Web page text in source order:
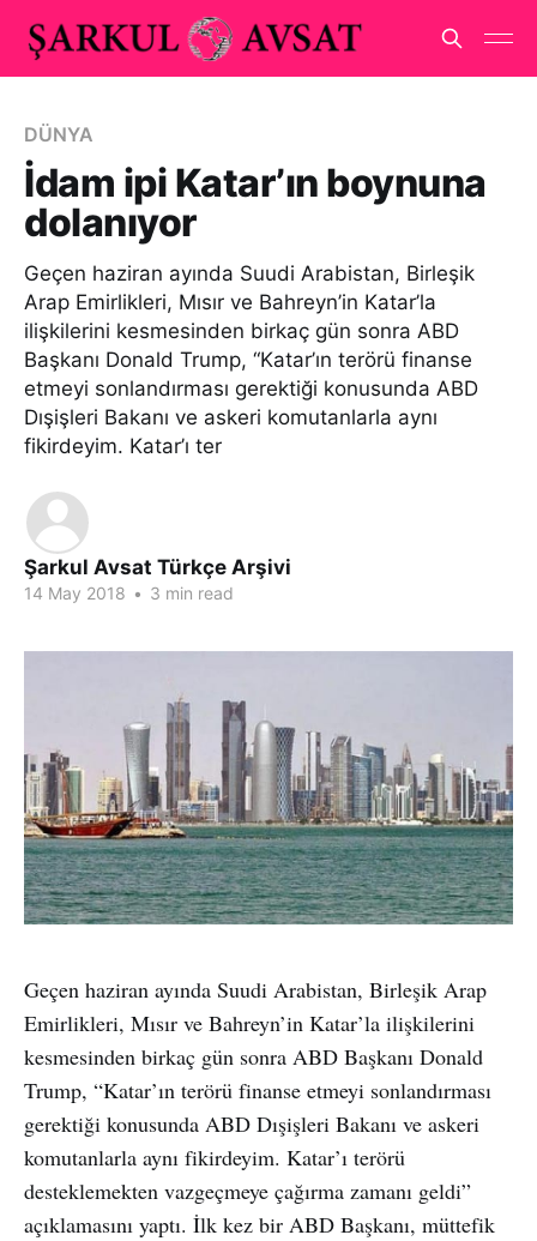
DÜNYA
İdam ipi Katar’ın boynuna
dolanıyor
Geçen haziran ayında Suudi Arabistan, Birleşik
Arap Emirlikleri, Mısır ve Bahreyn’in Katar’la
ilişkilerini kesmesinden birkaç gün sonra ABD
Başkanı Donald Trump, “Katar’ın terörü finanse
etmeyi sonlandırması gerektiği konusunda ABD
Dışişleri Bakanı ve askeri komutanlarla aynı
fikirdeyim. Katar’ı ter
Şarkul Avsat Türkçe Arşivi
14 May 2018 • 3 min read
Geçen haziran ayında Suudi Arabistan, Birleşik Arap
Emirlikleri, Mısır ve Bahreyn’in Katar’la ilişkilerini
kesmesinden birkaç gün sonra ABD Başkanı Donald
Trump, “Katar’ın terörü finanse etmeyi sonlandırması
gerektiği konusunda ABD Dışişleri Bakanı ve askeri
komutanlarla aynı fikirdeyim. Katar’ı terörü
desteklemekten vazgeçmeye çağırma zamanı geldi”
açıklamasını yaptı. İlk kez bir ABD Başkanı, müttefik